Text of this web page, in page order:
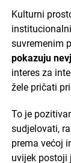
Kulturni
suvremenim
pokazuju
interes za
žele pričati
To je
sudjelovati,
prema većoj
uvijek postoji